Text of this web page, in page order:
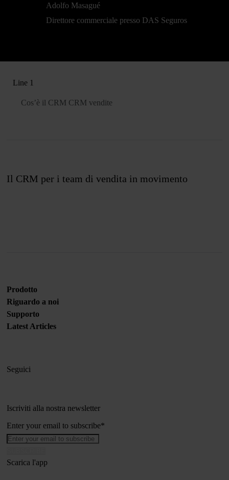
Adolfo Masagué
Direttore commerciale presso DAS Seguros
Line 1
Cos’è il CRM CRM vendite
Il CRM per i team di vendita in movimento
Prodotto
Riguardo a noi
Supporto
Latest Articles
Seguici
Iscriviti alla nostra newsletter
Enter your email to subscribe*
Scarica l'app